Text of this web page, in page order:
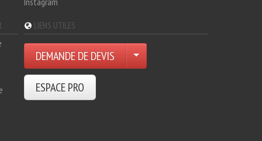
LIENS UTILES
DEMANDE DE DEVIS
ESPACE PRO